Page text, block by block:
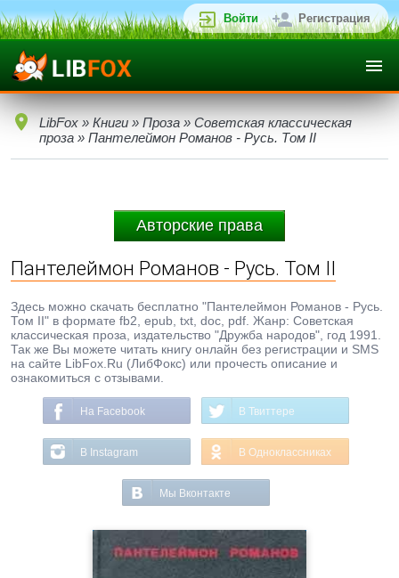
Войти Регистрация
LibFox » Книги » Проза » Советская классическая
проза » Пантелеймон Романов - Русь. Том II
Авторские права
Пантелеймон Романов - Русь. Том II
Здесь можно скачать бесплатно "Пантелеймон Романов - Русь.
Том II" в формате fb2, epub, txt, doc, pdf. Жанр: Советская
классическая проза, издательство "Дружба народов", год 1991.
Так же Вы можете читать книгу онлайн без регистрации и SMS
на сайте LibFox.Ru (ЛибФокс) или прочесть описание и
ознакомиться с отзывами.
На Facebook В Твиттере
В Instagram В Одноклассниках
Мы Вконтакте